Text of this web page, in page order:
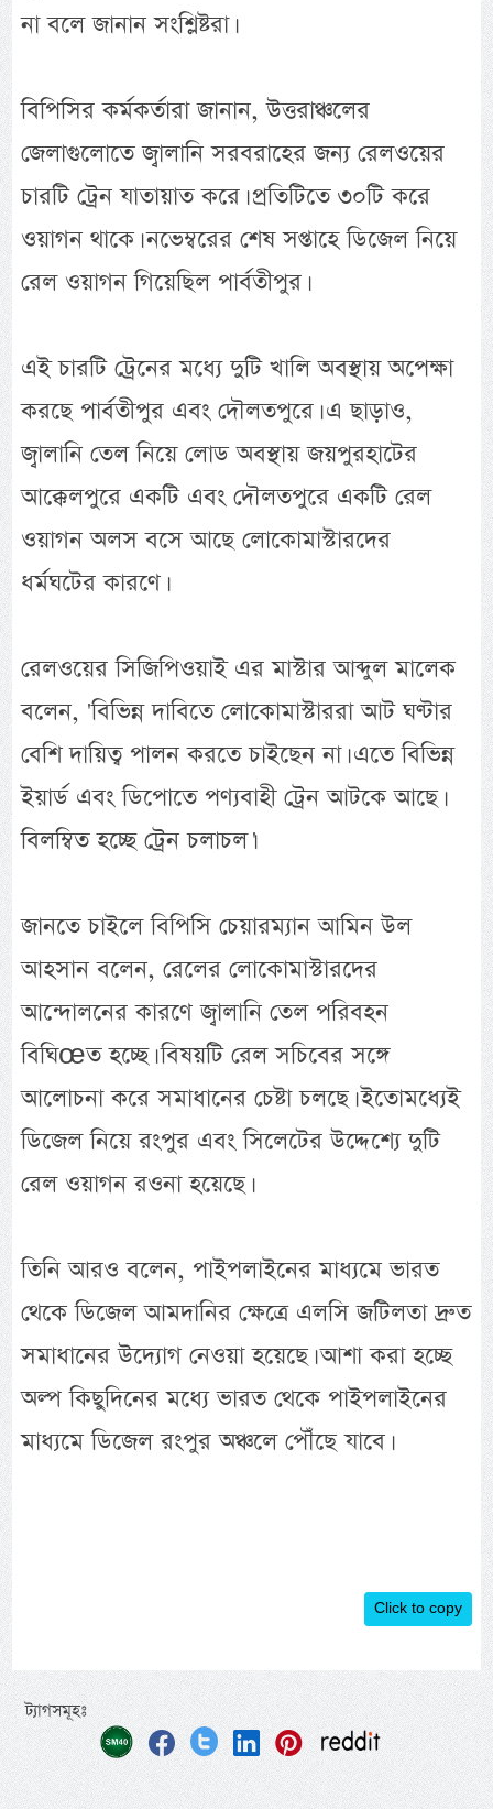
না বলে জানান সংশ্লিষ্টরা।
বিপিসির কর্মকর্তারা জানান, উত্তরাঞ্চলের
জেলাগুলোতে জ্বালানি সরবরাহের জন্য রেলওয়ের
চারটি ট্রেন যাতায়াত করে। প্রতিটিতে ৩০টি করে
ওয়াগন থাকে। নভেম্বরের শেষ সপ্তাহে ডিজেল নিয়ে
রেল ওয়াগন গিয়েছিল পার্বতীপুর।
এই চারটি ট্রেনের মধ্যে দুটি খালি অবস্থায় অপেক্ষা
করছে পার্বতীপুর এবং দৌলতপুরে। এ ছাড়াও,
জ্বালানি তেল নিয়ে লোড অবস্থায় জয়পুরহাটের
আক্কেলপুরে একটি এবং দৌলতপুরে একটি রেল
ওয়াগন অলস বসে আছে লোকোমাস্টারদের
ধর্মঘটের কারণে।
রেলওয়ের সিজিপিওয়াই এর মাস্টার আব্দুল মালেক
বলেন, 'বিভিন্ন দাবিতে লোকোমাস্টাররা আট ঘণ্টার
বেশি দায়িত্ব পালন করতে চাইছেন না। এতে বিভিন্ন
ইয়ার্ড এবং ডিপোতে পণ্যবাহী ট্রেন আটকে আছে।
বিলম্বিত হচ্ছে ট্রেন চলাচল।'
জানতে চাইলে বিপিসি চেয়ারম্যান আমিন উল
আহসান বলেন, রেলের লোকোমাস্টারদের
আন্দোলনের কারণে জ্বালানি তেল পরিবহন
বিঘিœত হচ্ছে। বিষয়টি রেল সচিবের সঙ্গে
আলোচনা করে সমাধানের চেষ্টা চলছে। ইতোমধ্যেই
ডিজেল নিয়ে রংপুর এবং সিলেটের উদ্দেশ্যে দুটি
রেল ওয়াগন রওনা হয়েছে।
তিনি আরও বলেন, পাইপলাইনের মাধ্যমে ভারত
থেকে ডিজেল আমদানির ক্ষেত্রে এলসি জটিলতা দ্রুত
সমাধানের উদ্যোগ নেওয়া হয়েছে। আশা করা হচ্ছে
অল্প কিছুদিনের মধ্যে ভারত থেকে পাইপলাইনের
মাধ্যমে ডিজেল রংপুর অঞ্চলে পৌঁছে যাবে।
Click to copy
ট্যাগসমূহঃ